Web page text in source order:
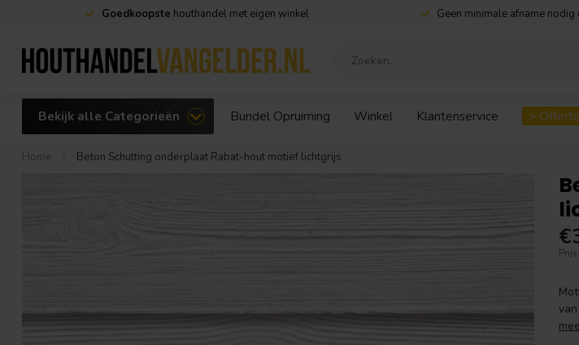
Goedkoopste houthandel met eigen winkel Geen minimale afname nodig
Bekijk alle Categorieën Bundel Opruiming Winkel Klantenservice >
Home Beton Schutting onderplaat Rabat-hout motief lichtgrijs